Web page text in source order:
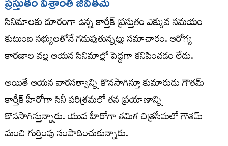
సినిమాలకు దూరంగా ఉన్న కార్తీక్ ప్రస్తుతం ఎక్కువ సమయం
కుటుంబ సభ్యులతోనే గడుపుతున్నట్లు సమాచారం. ఆరోగ్య
కారణాల వల్ల ఆయన సినిమాల్లో పెద్దగా కనిపించడం లేదు.
అయితే ఆయన వారసత్వాన్ని కొనసాగిస్తూ కుమారుడు గౌతమ్
కార్తీక్ హీరోగా సినీ పరిశ్రమలో తన ప్రయాణాన్ని
కొనసాగిస్తున్నారు. యువ హీరోగా తమిళ చిత్రసీమలో గౌతమ్
మంచి గుర్తింపు సంపాదించుకున్నారు.